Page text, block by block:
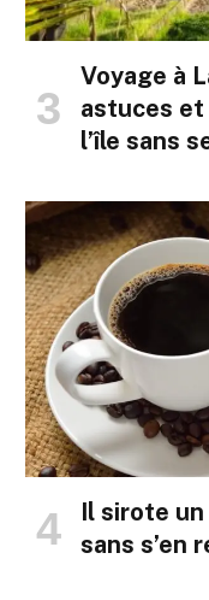
Voyage à
astuces
l’île sans
Il sirote
sans s’en